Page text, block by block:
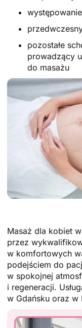
pozostałe
prowadzący
do masażu
Masaż dla kobiet
przez
w komfortowych
podejściem do
w spokojnej
i regeneracji.
w Gdańsku oraz w